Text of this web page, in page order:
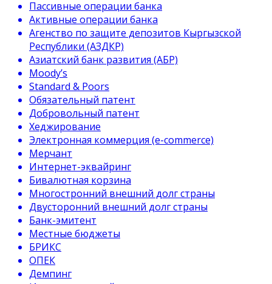
Пассивные операции банка
Активные операции банка
Агенство по защите депозитов Кыргызской
Республики (АЗДКР)
Азиатский банк развития (АБР)
Moody’s
Standard & Poors
Обязательный патент
Добровольный патент
Хеджирование
Электронная коммерция (e-commerce)
Мерчант
Интернет-эквайринг
Бивалютная корзина
Многостронний внешний долг страны
Двусторонний внешний долг страны
Банк-эмитент
Местные бюджеты
БРИКС
ОПЕК
Демпинг